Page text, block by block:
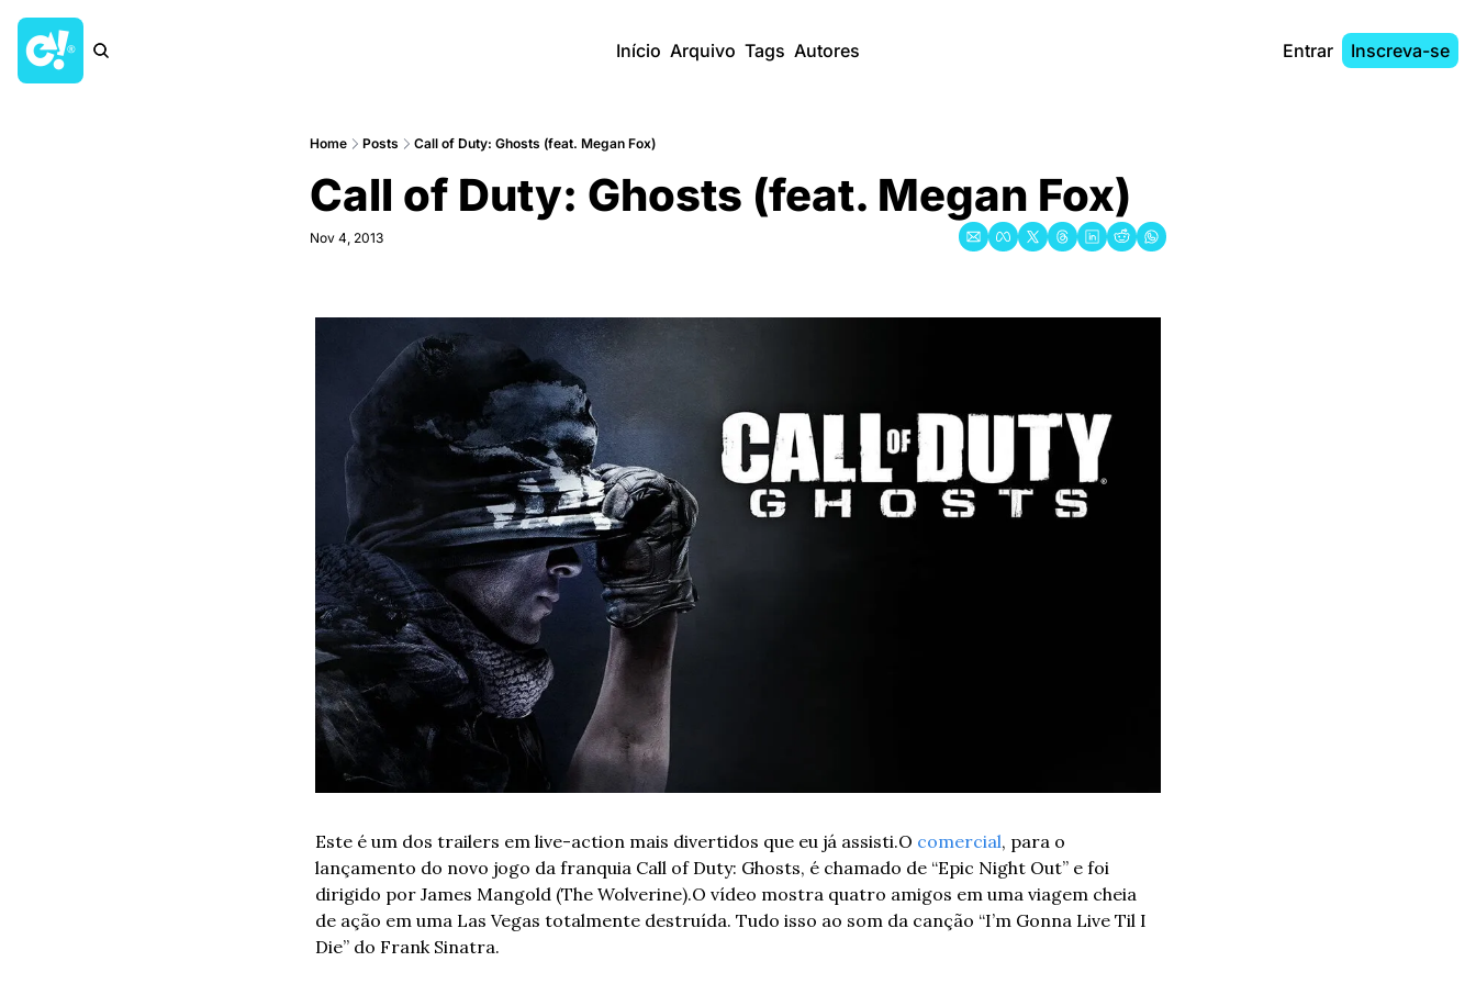
Início Arquivo Tags Autores Entrar Inscreva-se
Home Posts Call of Duty: Ghosts (feat. Megan Fox)
Call of Duty: Ghosts (feat. Megan Fox)
Nov 4, 2013
Este é um dos trailers em live-action mais divertidos que eu já assisti.O comercial, para o
lançamento do novo jogo da franquia Call of Duty: Ghosts, é chamado de “Epic Night Out” e foi
dirigido por James Mangold (The Wolverine).O vídeo mostra quatro amigos em uma viagem cheia
de ação em uma Las Vegas totalmente destruída. Tudo isso ao som da canção “I’m Gonna Live Til I
Die” do Frank Sinatra.